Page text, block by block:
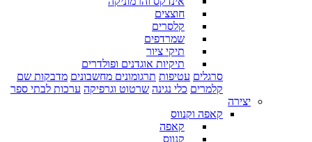
חוצצים
קלסרים
שמרדפים
תיקי ציור
תיקיות אוגדנים ופולדרים
סרגלים עטיפות תרגומונים מחשבונים מדבקות שם
קלמרים כלי נגינה שרטוט וגרפיקה ערכות לבתי ספר
יצירה
קאפה וקנווס
קאפה
קנווס